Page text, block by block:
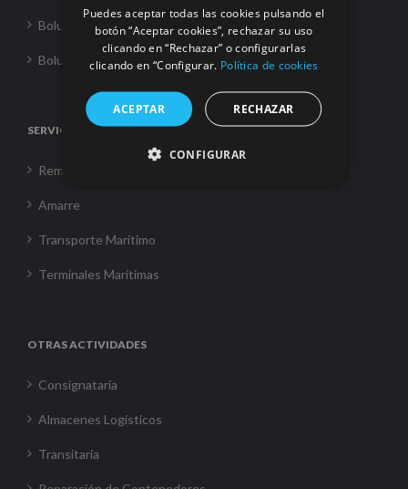
Boluda Towage
Boluda Shipping
SERVICIOS
Remolque
Amarre
Transporte Marítimo
Terminales Marítimas
OTRAS ACTIVIDADES
Consignataria
Almacenes Logísticos
Transitaria
Puedes aceptar todas las cookies pulsando el
botón “Aceptar cookies”, rechazar su uso
clicando en “Rechazar” o configurarlas
clicando en “Configurar. Política de cookies
ACEPTAR RECHAZAR
CONFIGURAR